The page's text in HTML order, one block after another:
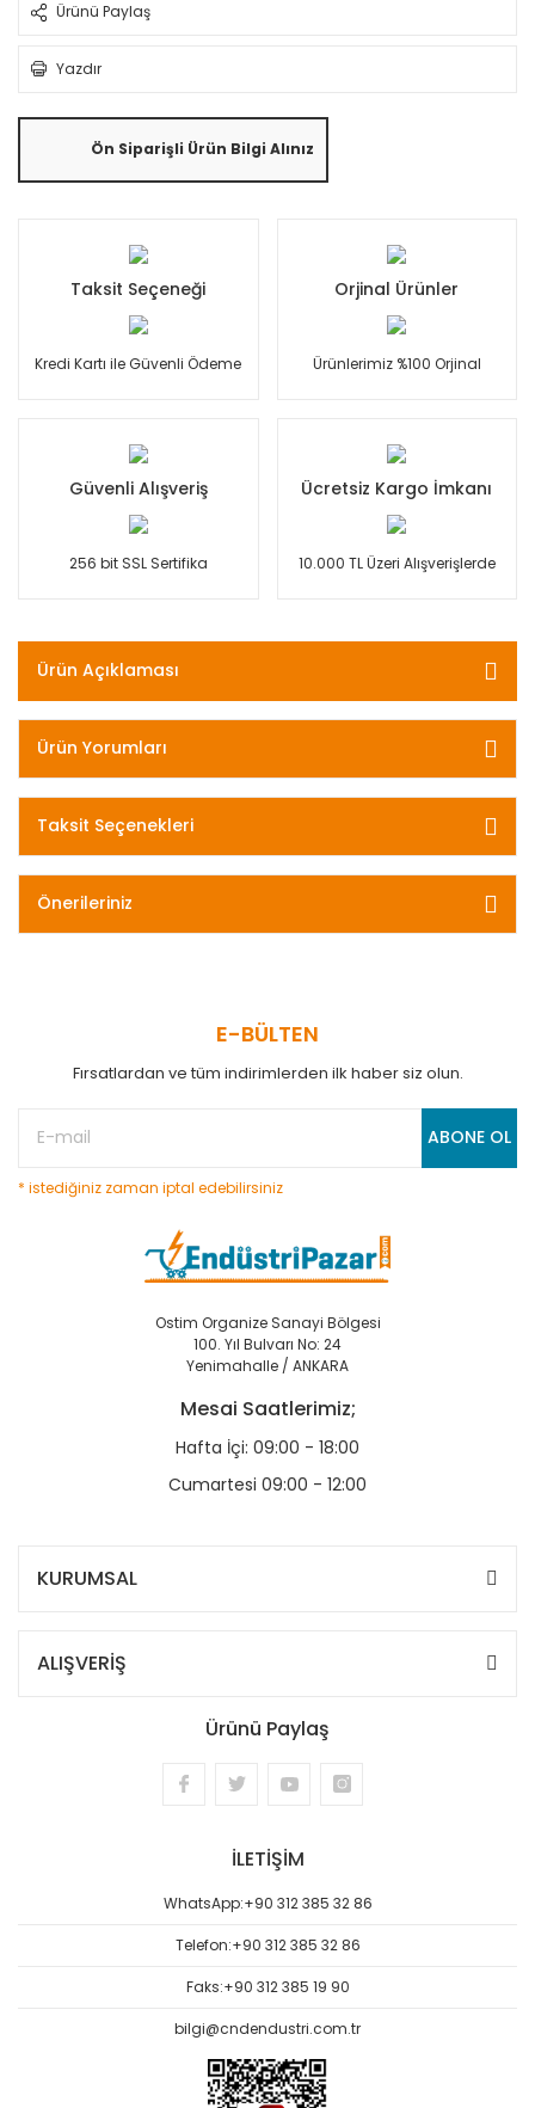
Ürünü Paylaş
Yazdır
Ön Siparişli Ürün Bilgi Alınız
Taksit Seçeneği
Kredi Kartı ile Güvenli Ödeme
Orjinal Ürünler
Ürünlerimiz %100 Orjinal
Güvenli Alışveriş
256 bit SSL Sertifika
Ücretsiz Kargo İmkanı
10.000 TL Üzeri Alışverişlerde
Ürün Açıklaması
Ürün Yorumları
Taksit Seçenekleri
Önerileriniz
E-BÜLTEN
Fırsatlardan ve tüm indirimlerden ilk haber siz olun.
ABONE OL
* istediğiniz zaman iptal edebilirsiniz
Ostim Organize Sanayi Bölgesi
100. Yıl Bulvarı No: 24
Yenimahalle / ANKARA
Mesai Saatlerimiz;
Hafta İçi: 09:00 - 18:00
Cumartesi 09:00 - 12:00
KURUMSAL
ALIŞVERİŞ
Ürünü Paylaş
İLETİŞİM
WhatsApp:+90 312 385 32 86
Telefon:+90 312 385 32 86
Faks:+90 312 385 19 90
bilgi@cndendustri.com.tr